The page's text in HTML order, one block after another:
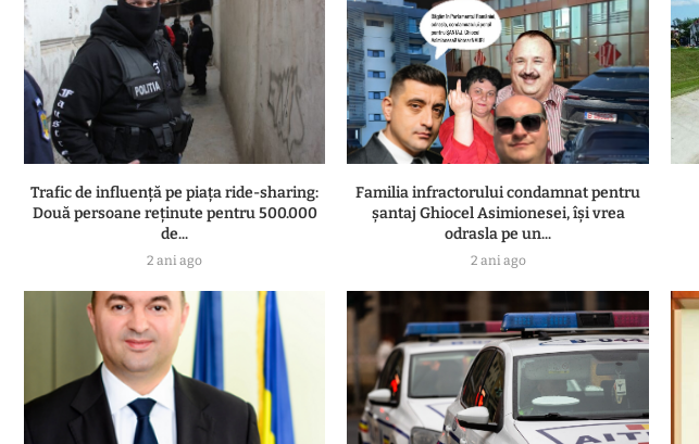
Trafic de influență pe piața ride-sharing:
Două persoane reținute pentru 500.000
de...
2 ani ago
Familia infractorului condamnat pentru
șantaj Ghiocel Asimionesei, își vrea
odrasla pe un...
2 ani ago